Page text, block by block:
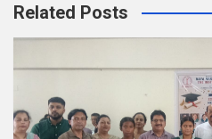
Related Posts